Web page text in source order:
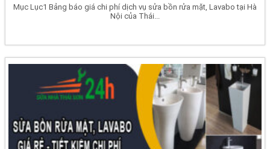
Mục Lục1 Bảng báo giá chi phí dịch vụ sửa bồn rửa mặt, Lavabo tại Hà
Nội của Thái...